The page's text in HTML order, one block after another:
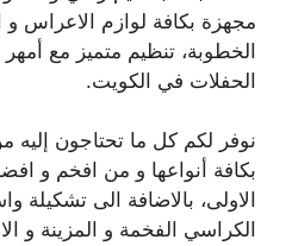
مجهزة بكافة لوازم الاعراس و
الخطوبة، تنظيم متميز مع
الحفلات في الكويت.
نوفر لكم كل ما تحتاجون إليه
بكافة أنواعها و من افخم و
الاولى، بالاضافة الى تشكيلة
الكراسي الفخمة و المزينة و